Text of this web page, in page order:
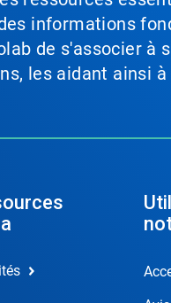
informations
de s'associer
les aidant ainsi